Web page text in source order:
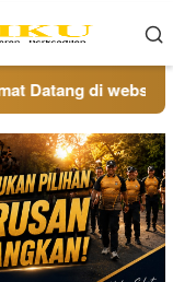
Datang di website